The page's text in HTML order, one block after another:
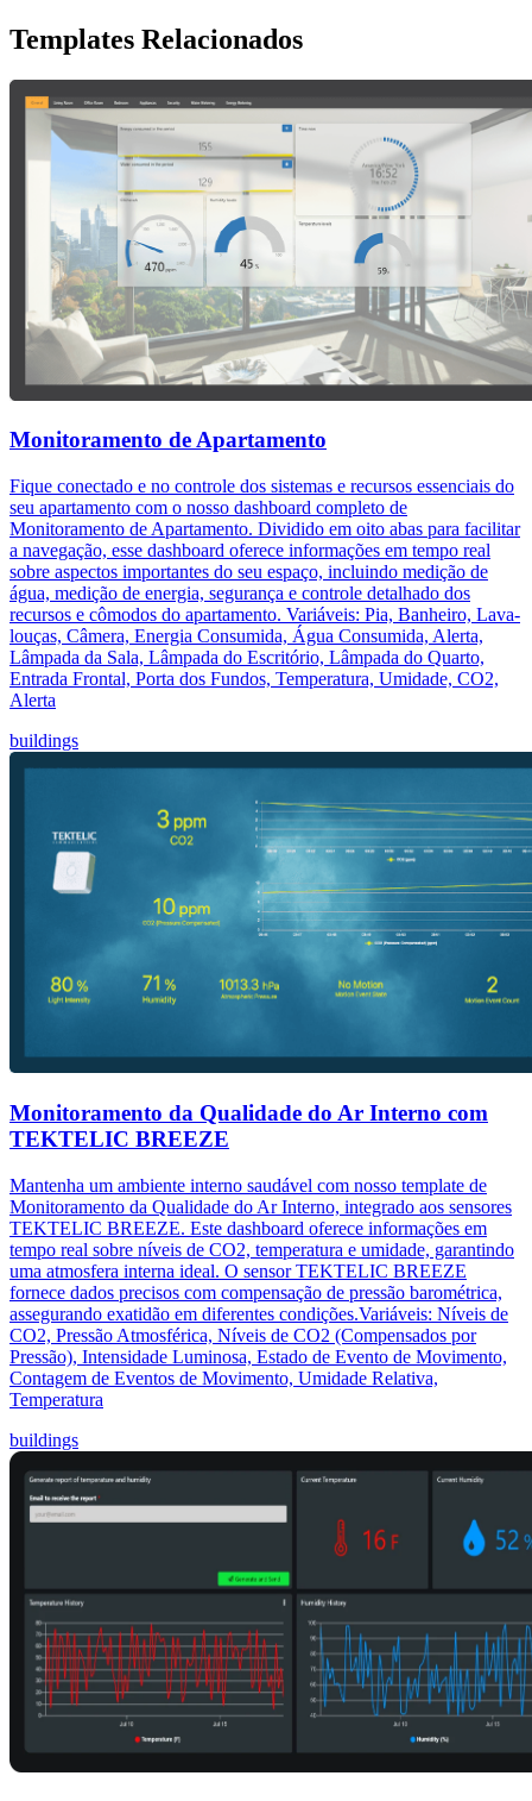
Templates Relacionados
Monitoramento de Apartamento
Fique conectado e no controle dos sistemas e recursos essenciais do
seu apartamento com o nosso dashboard completo de
Monitoramento de Apartamento. Dividido em oito abas para facilitar
a navegação, esse dashboard oferece informações em tempo real
sobre aspectos importantes do seu espaço, incluindo medição de
água, medição de energia, segurança e controle detalhado dos
recursos e cômodos do apartamento. Variáveis: Pia, Banheiro, Lava-
louças, Câmera, Energia Consumida, Água Consumida, Alerta,
Lâmpada da Sala, Lâmpada do Escritório, Lâmpada do Quarto,
Entrada Frontal, Porta dos Fundos, Temperatura, Umidade, CO2,
Alerta
buildings
Monitoramento da Qualidade do Ar Interno com
TEKTELIC BREEZE
Mantenha um ambiente interno saudável com nosso template de
Monitoramento da Qualidade do Ar Interno, integrado aos sensores
TEKTELIC BREEZE. Este dashboard oferece informações em
tempo real sobre níveis de CO2, temperatura e umidade, garantindo
uma atmosfera interna ideal. O sensor TEKTELIC BREEZE
fornece dados precisos com compensação de pressão barométrica,
assegurando exatidão em diferentes condições.Variáveis: Níveis de
CO2, Pressão Atmosférica, Níveis de CO2 (Compensados por
Pressão), Intensidade Luminosa, Estado de Evento de Movimento,
Contagem de Eventos de Movimento, Umidade Relativa,
Temperatura
buildings